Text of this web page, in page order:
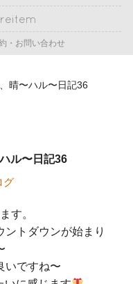
・お問い合わせ
晴〜ハル〜日記36
ル〜日記36
グ
す。
ントダウンが始まり
いですね〜